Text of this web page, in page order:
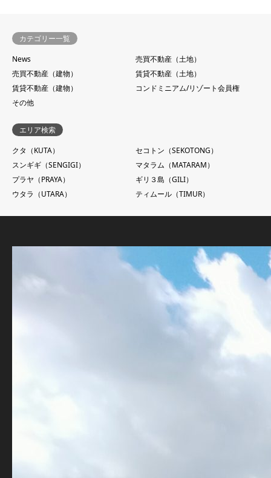
カテゴリー一覧
News
売買不動産（土地）
売買不動産（建物）
賃貸不動産（土地）
賃貸不動産（建物）
コンドミニアム/リゾート会員権
その他
エリア検索
クタ（KUTA）
セコトン（SEKOTONG）
スンギギ（SENGIGI）
マタラム（MATARAM）
プラヤ（PRAYA）
ギリ３島（GILI）
ウタラ（UTARA）
ティムール（TIMUR）